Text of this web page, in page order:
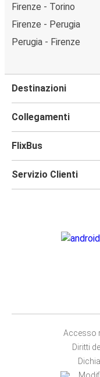
Firenze - Torino
Firenze - Perugia
Perugia - Firenze
Destinazioni
Collegamenti
FlixBus
Servizio Clienti
Accesso
Diritti